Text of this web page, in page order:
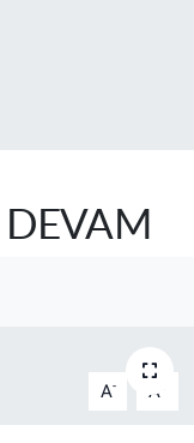
DEVAM
A- A